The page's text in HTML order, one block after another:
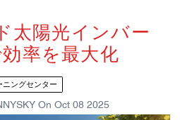
太陽光インバー
率を最大化
ニングセンター
On Oct 08 2025